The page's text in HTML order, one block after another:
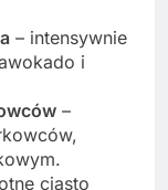
– intensywnie
i
–
ciasto